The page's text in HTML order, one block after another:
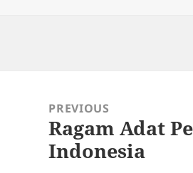
navigationPREVIOUS
Previous
post:
Ragam Adat
Indonesia